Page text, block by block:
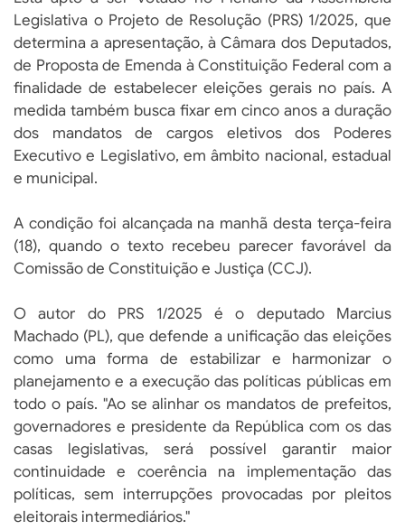
Legislativa o Projeto de Resolução (PRS) 1/2025, que
determina a apresentação, à Câmara dos Deputados,
de Proposta de Emenda à Constituição Federal com a
finalidade de estabelecer eleições gerais no país. A
medida também busca fixar em cinco anos a duração
dos mandatos de cargos eletivos dos Poderes
Executivo e Legislativo, em âmbito nacional, estadual
e municipal.
A condição foi alcançada na manhã desta terça-feira
(18), quando o texto recebeu parecer favorável da
Comissão de Constituição e Justiça (CCJ).
O autor do PRS 1/2025 é o deputado Marcius
Machado (PL), que defende a unificação das eleições
como uma forma de estabilizar e harmonizar o
planejamento e a execução das políticas públicas em
todo o país. "Ao se alinhar os mandatos de prefeitos,
governadores e presidente da República com os das
casas legislativas, será possível garantir maior
continuidade e coerência na implementação das
políticas, sem interrupções provocadas por pleitos
eleitorais intermediários."